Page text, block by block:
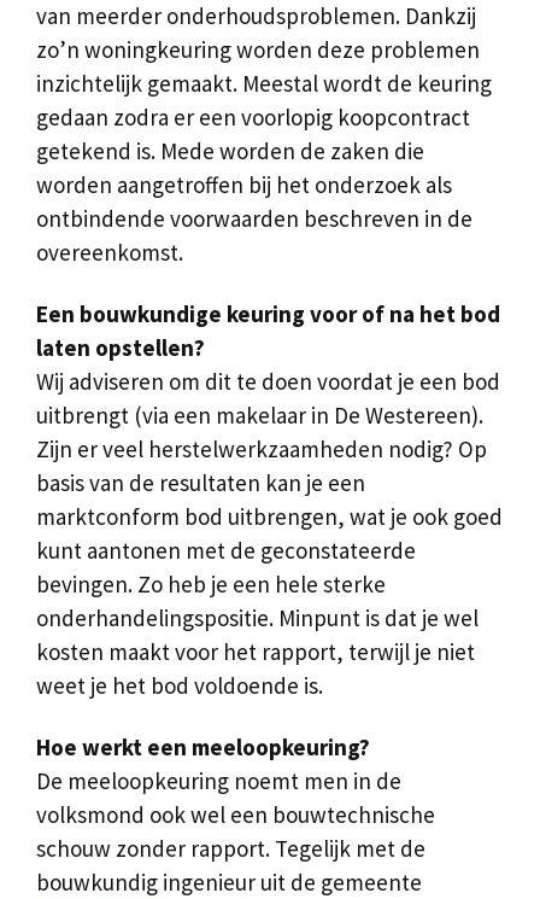
van meerder onderhoudsproblemen. Dankzij
zo’n woningkeuring worden deze problemen
inzichtelijk gemaakt. Meestal wordt de keuring
gedaan zodra er een voorlopig koopcontract
getekend is. Mede worden de zaken die
worden aangetroffen bij het onderzoek als
ontbindende voorwaarden beschreven in de
overeenkomst.
Een bouwkundige keuring voor of na het bod
laten opstellen?
Wij adviseren om dit te doen voordat je een bod
uitbrengt (via een makelaar in De Westereen).
Zijn er veel herstelwerkzaamheden nodig? Op
basis van de resultaten kan je een
marktconform bod uitbrengen, wat je ook goed
kunt aantonen met de geconstateerde
bevingen. Zo heb je een hele sterke
onderhandelingspositie. Minpunt is dat je wel
kosten maakt voor het rapport, terwijl je niet
weet je het bod voldoende is.
Hoe werkt een meeloopkeuring?
De meeloopkeuring noemt men in de
volksmond ook wel een bouwtechnische
schouw zonder rapport. Tegelijk met de
bouwkundig ingenieur uit de gemeente